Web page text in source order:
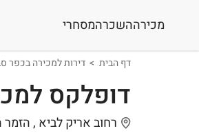
מכירההשכרהמסחרי
דף הבית דירות למכירה בכפר
דופלקס
רחוב אריק לביא ,